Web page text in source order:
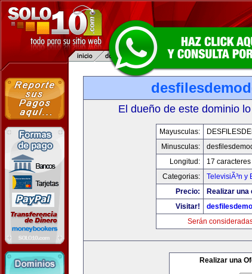
El dueño de este dominio
Mayusculas:
Minusculas:
Longitud:
17 caracteres
Categorias:
TelevisiÃ³n y
Precio:
Realizar una
Visitar!
Serán
Realizar una